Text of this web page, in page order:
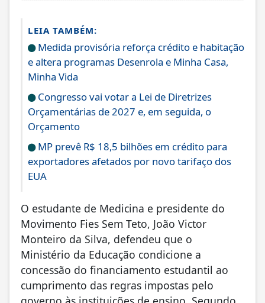
LEIA TAMBÉM:
Medida provisória reforça crédito e habitação
e altera programas Desenrola e Minha Casa,
Minha Vida
Congresso vai votar a Lei de Diretrizes
Orçamentárias de 2027 e, em seguida, o
Orçamento
MP prevê R$ 18,5 bilhões em crédito para
exportadores afetados por novo tarifaço dos
EUA
O estudante de Medicina e presidente do
Movimento Fies Sem Teto, João Victor
Monteiro da Silva, defendeu que o
Ministério da Educação condicione a
concessão do financiamento estudantil ao
cumprimento das regras impostas pelo